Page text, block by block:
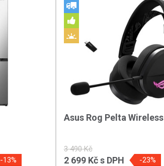
-13%
Asus Rog Pelta Wireless
3 490 Kč
2 699 Kčs DPH -23%